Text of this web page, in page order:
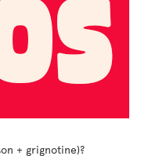
+ grignotine)?